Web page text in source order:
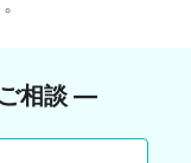
相談 ―